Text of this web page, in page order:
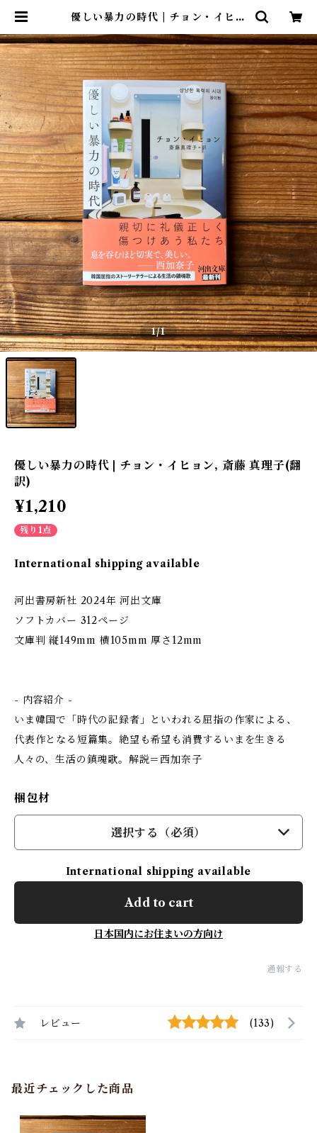
優しい暴力の時代 | チョン・イヒョ
町 漁村の本屋 トンガ坂文庫
1/1
優しい暴力の時代 | チョン・イヒョン, 斎藤 真理子(翻
訳)
¥1,210
残り1点
International shipping available
河出書房新社 2024年 河出文庫
ソフトカバー 312ページ
文庫判 縦149mm 横105mm 厚さ12mm
- 内容紹介 -
いま韓国で「時代の記録者」といわれる屈指の作家による、
代表作となる短篇集。絶望も希望も消費するいまを生きる
人々の、生活の鎮魂歌。解説＝西加奈子
梱包材
選択する（必須）
International shipping available
Add to cart
日本国内にお住まいの方向け
通報する
レビュー (133)
最近チェックした商品